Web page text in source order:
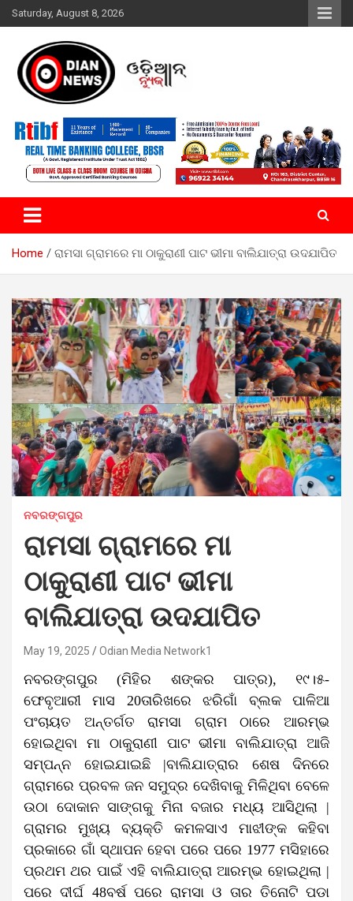
Skip
to
Saturday, August 8, 2026
ଓଡିଆନ୍ ନ୍ୟୁଜ
Home ରାମସା ଗ୍ରାମରେ ମା ଠାକୁରାଣୀ ପାଟ ଭୀମା ବାଲିଯାତ୍ରା ଉଦଯାପିତ
ନବରଙ୍ଗପୁର
ରାମସା ଗ୍ରାମରେ ମା
ଠାକୁରାଣୀ ପାଟ ଭୀମା
ବାଲିଯାତ୍ରା ଉଦଯାପିତ
May 19, 2025 Odian Media Network1
ନବରଙ୍ଗପୁର (ମିହିର ଶଙ୍କର ପାତ୍ର), ୧୯।୫-
ଫେବୃଆରୀ ମାସ 20ତାରିଖରେ ଝରିଗାଁ ବ୍ଲକ ପାଳିଆ
ପଂଚାୟତ ଅନ୍ତର୍ଗତ ରାମସା ଗ୍ରାମ ଠାରେ ଆରମ୍ଭ
ହୋଇଥିବା ମା ଠାକୁରାଣୀ ପାଟ ଭୀମା ବାଲିଯାତ୍ରା ଆଜି
ସମ୍ପନ୍ନ ହୋଇଯାଇଛି |ବାଲିଯାତ୍ରାର ଶେଷ ଦିନରେ
ଗ୍ରାମରେ ପ୍ରବଳ ଜନ ସମୁଦ୍ର ଦେଖିବାକୁ ମିଳିଥିବା ବେଳେ
ଉଠା ଦୋକାନ ସାଙ୍ଗକୁ ମିନା ବଜାର ମଧ୍ୟ ଆସିଥିଲା |
ଗ୍ରାମର ମୁଖ୍ୟ ବ୍ୟକ୍ତି କମଳସାଏ ମାଝୀଙ୍କ କହିବା
ପ୍ରକାରେ ଗାଁ ସ୍ଥାପନ ହେବା ପରେ ପରେ 1977 ମସିହାରେ
ପ୍ରଥମ ଥର ପାଇଁ ଏହି ବାଲିଯାତ୍ରା ଆରମ୍ଭ ହୋଇଥିଲା |
ପରେ ଦୀର୍ଘ 48ବର୍ଷ ପରେ ରାମସା ଓ ତାର ତିନୋଟି ପଡା